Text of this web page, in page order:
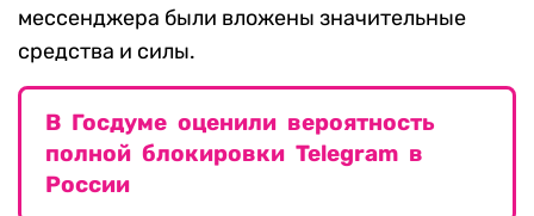
мессенджера были вложены значительные
средства и силы.
В Госдуме оценили вероятность
полной блокировки Telegram в
России